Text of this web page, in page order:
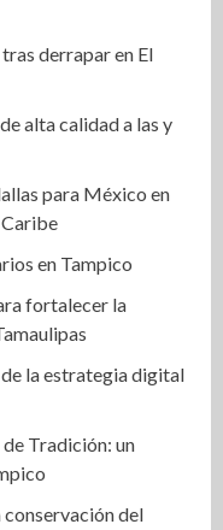
derrapar en El
alta calidad a las y
para México en
en Tampico
fortalecer la
de la estrategia digital
Tradición: un
conservación del